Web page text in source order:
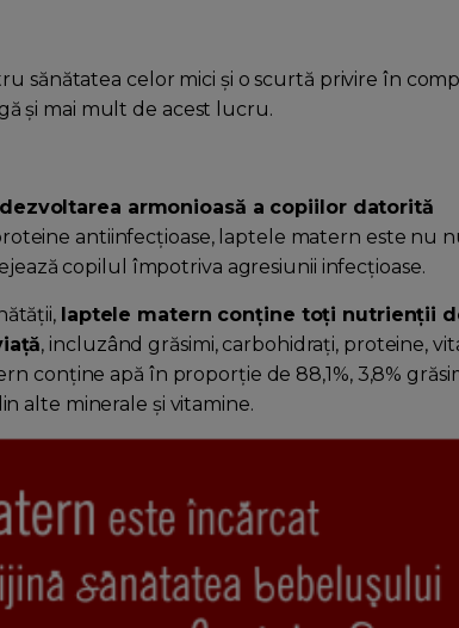
sănătatea celor mici și o scurtă privire în
și mai mult de acest lucru.
armonioasă a copiilor datorită
antiinfecțioase, laptele matern este nu
copilul împotriva agresiunii infecțioase.
laptele matern conține toți nutrienții
, incluzând grăsimi, carbohidrați, proteine,
conține apă în proporție de 88,1%, 3,8%
alte minerale și vitamine.